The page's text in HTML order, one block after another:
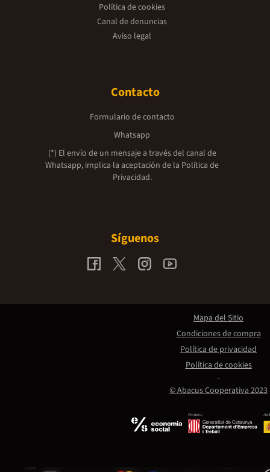
Política de cookies
Canal de denuncias
Aviso legal
Contacto
Formulario de contacto
Whatsapp
(*) El envío de un mensaje a través del canal de
Whatsapp, implica la aceptación de la Política de
Privacidad.
Síguenos
Promou:
© Abacus Cooperativa 2023
Mapa del Sitio
Condiciones de compra
Política de privacidad
Política de cookies